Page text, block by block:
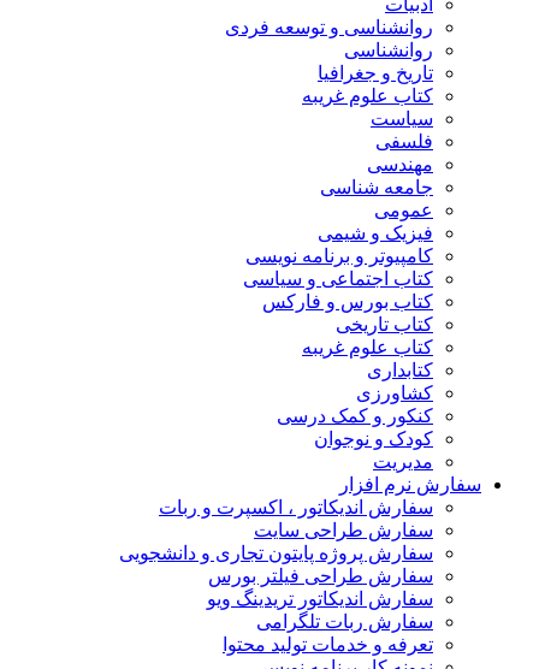
روانشناسی و توسعه فردی
روانشناسی
تاریخ و جغرافیا
کتاب علوم غریبه
سیاست
فلسفی
مهندسی
جامعه شناسی
عمومی
فیزیک و شیمی
کامپیوتر و برنامه نویسی
کتاب اجتماعی و سیاسی
کتاب بورس و فارکس
کتاب تاریخی
کتاب علوم غریبه
کتابداری
کشاورزی
کنکور و کمک‌ درسی
کودک و نوجوان
مدیریت
سفارش نرم افزار
سفارش اندیکاتور ، اکسپرت و ربات
سفارش طراحی سایت
سفارش پروژه پایتون تجاری و دانشجویی
سفارش طراحی فیلتر بورس
سفارش اندیکاتور تریدینگ ویو
سفارش ربات تلگرامی
تعرفه و خدمات تولید محتوا